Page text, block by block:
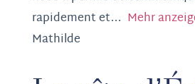
rapidement et
Mehr
Mathilde